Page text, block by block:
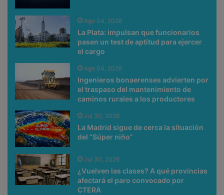
Ago 04, 2026
La Plata: impulsan que funcionarios
pasen un test de aptitud para ejercer
el cargo
Ago 04, 2026
Ingenieros bonaerenses advierten por
el traspaso del mantenimiento de
caminos rurales a los productores
Jul 30, 2026
La Madrid sigue de cerca la situación
del “Súper niño”
Jul 30, 2026
¿Vuelven las clases? A qué provincias
afectará el paro convocado por
CTERA